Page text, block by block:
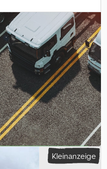
Kleinanzeige